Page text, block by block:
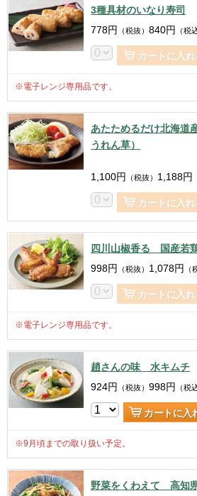
3種具材のいなり寿司
778円 （税抜） 840円 （税
カートに入れ
※電子レンジ専用品です。
あたためるだけ北海道
うれん草）
1,100円 （税抜） 1,188円
カートに入れ
四川山椒香る 国産若
998円 （税抜） 1,078円 （
カートに入れ
※電子レンジ専用品です。
趙さんの味 水キムチ
924円 （税抜） 998円 （税
カートに入
※9月頃までの取り扱い予定。
野菜をくわえて 高知